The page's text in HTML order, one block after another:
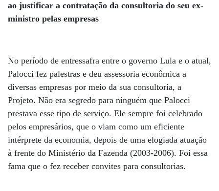
ao justificar a contratação da consultoria do seu ex-
ministro pelas empresas
No período de entressafra entre o governo Lula e o atual,
Palocci fez palestras e deu assessoria econômica a
diversas empresas por meio da sua consultoria, a
Projeto. Não era segredo para ninguém que Palocci
prestava esse tipo de serviço. Ele sempre foi celebrado
pelos empresários, que o viam como um eficiente
intérprete da economia, depois de uma elogiada atuação
à frente do Ministério da Fazenda (2003-2006). Foi essa
fama que o fez receber convites para consultorias.